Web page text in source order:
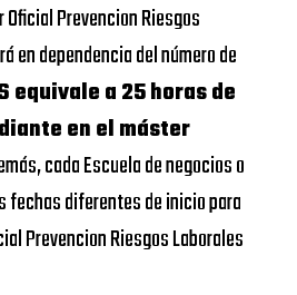
Prevencion Riesgos
en dependencia del número de
equivale a 25 horas de
en el máster
cada Escuela de negocios o
fechas diferentes de inicio para
Prevencion Riesgos Laborales